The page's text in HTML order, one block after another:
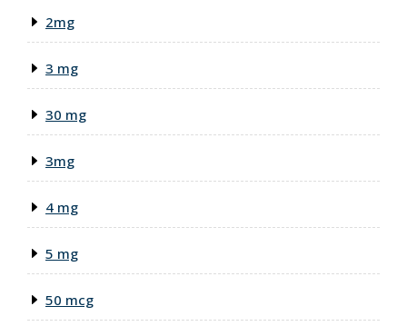
2mg
3 mg
30 mg
3mg
4 mg
5 mg
50 mcg